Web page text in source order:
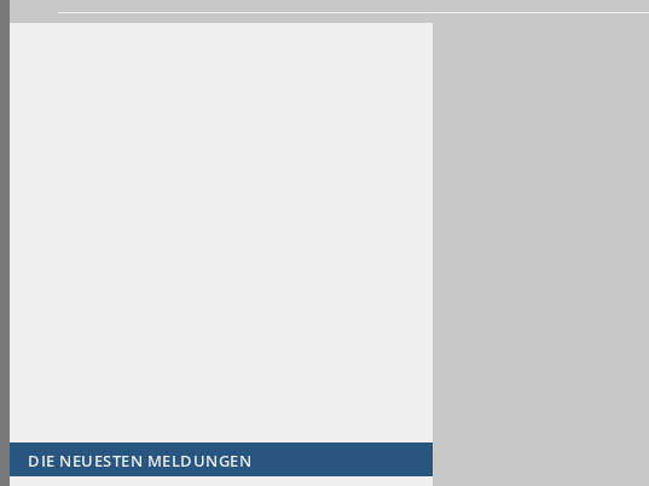
DIE NEUESTEN MELDUNGEN